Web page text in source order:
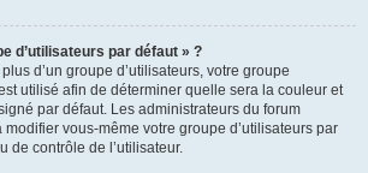
d’utilisateurs par défaut » ?
d’un groupe d’utilisateurs, votre groupe
utilisé afin de déterminer quelle sera la couleur et
par défaut. Les administrateurs du forum
vous-même votre groupe d’utilisateurs par
de contrôle de l’utilisateur.